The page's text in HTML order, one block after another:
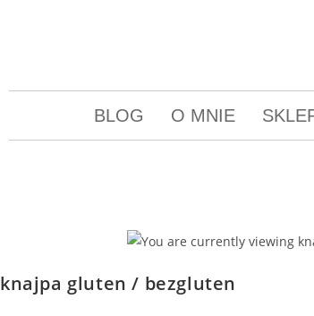
BLOG O MNIE
knajpa gluten / bezgluten